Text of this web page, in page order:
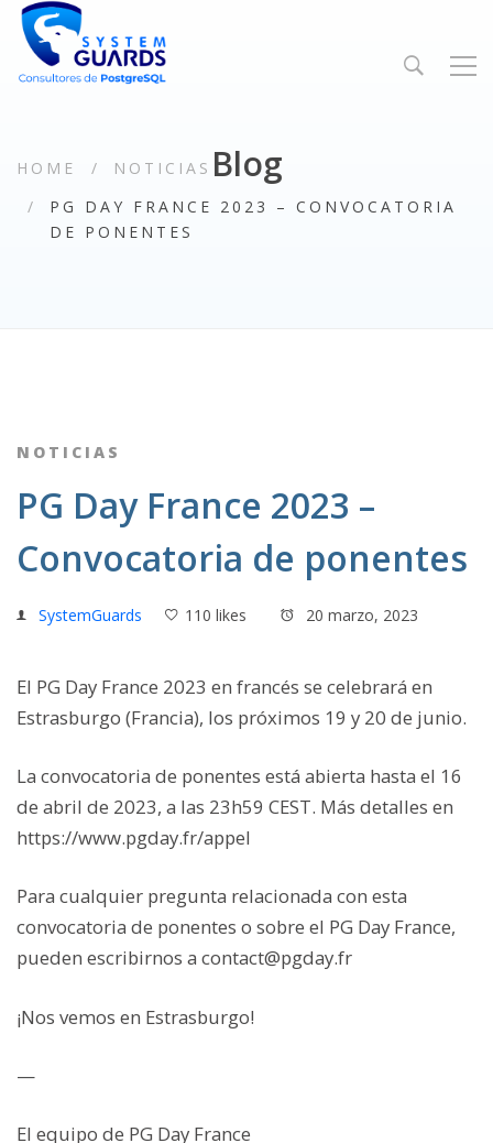
Blog
HOME
NOTICIAS
PG DAY FRANCE 2023 – CONVOCATORIA
DE PONENTES
NOTICIAS
PG Day France 2023 –
Convocatoria de ponentes
SystemGuards 110 likes 20 marzo, 2023
El PG Day France 2023 en francés se celebrará en
Estrasburgo (Francia), los próximos 19 y 20 de junio.
La convocatoria de ponentes está abierta hasta el 16
de abril de 2023, a las 23h59 CEST. Más detalles en
https://www.pgday.fr/appel
Para cualquier pregunta relacionada con esta
convocatoria de ponentes o sobre el PG Day France,
pueden escribirnos a contact@pgday.fr
¡Nos vemos en Estrasburgo!
—
El equipo de PG Day France